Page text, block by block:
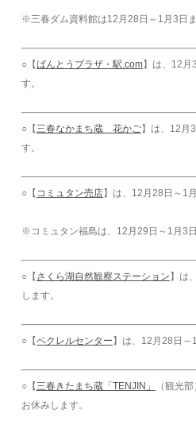
※三春ダム資料館は12月28日～1月3日ま
○【ばんとうプラザ・駅.com】は、12月
す。
○【三春なかまち蔵 花かご】は、12月
す。
○【 コミュタン売店】は、12月28日～1
※コミュタン福島は、12月29日～1月3日
○【さくら湖自然観察ステーション】は
します。
○【ベクレルセンター】は、12月28日～
○【三春きたまち蔵「TENJIN」
（観光
お休みします。